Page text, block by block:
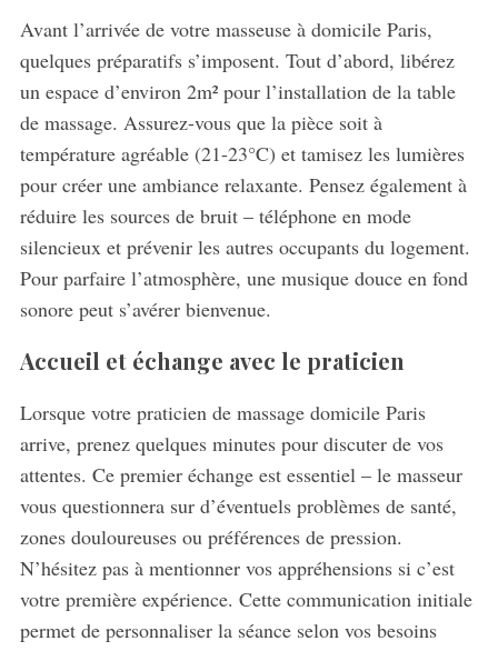
Avant l’arrivée de votre masseuse à domicile Paris,
quelques préparatifs s’imposent. Tout d’abord, libérez
un espace d’environ 2m² pour l’installation de la table
de massage. Assurez-vous que la pièce soit à
température agréable (21-23°C) et tamisez les lumières
pour créer une ambiance relaxante. Pensez également à
réduire les sources de bruit – téléphone en mode
silencieux et prévenir les autres occupants du logement.
Pour parfaire l’atmosphère, une musique douce en fond
sonore peut s’avérer bienvenue.
Accueil et échange avec le praticien
Lorsque votre praticien de massage domicile Paris
arrive, prenez quelques minutes pour discuter de vos
attentes. Ce premier échange est essentiel – le masseur
vous questionnera sur d’éventuels problèmes de santé,
zones douloureuses ou préférences de pression.
N’hésitez pas à mentionner vos appréhensions si c’est
votre première expérience. Cette communication initiale
permet de personnaliser la séance selon vos besoins
o
r
: